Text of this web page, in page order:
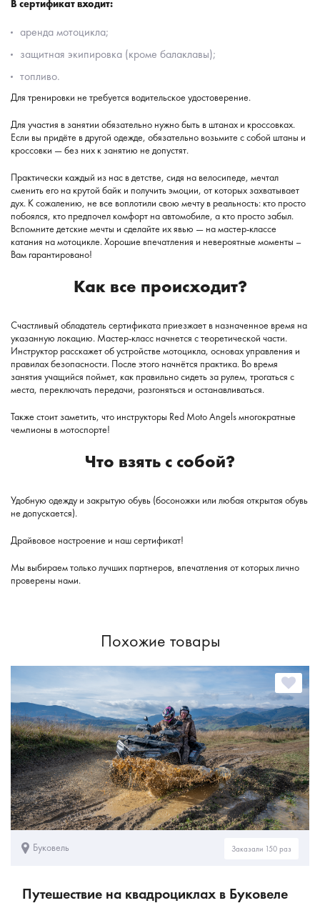
В сертификат входит:
аренда мотоцикла;
защитная экипировка (кроме балаклавы);
топливо.
Для тренировки не требуется водительское удостоверение.
Для участия в занятии обязательно нужно быть в штанах и кроссовках.
Если вы придёте в другой одежде, обязательно возьмите с собой штаны и
кроссовки — без них к занятию не допустят.
Практически каждый из нас в детстве, сидя на велосипеде, мечтал
сменить его на крутой байк и получить эмоции, от которых захватывает
дух. К сожалению, не все воплотили свою мечту в реальность: кто просто
побоялся, кто предпочел комфорт на автомобиле, а кто просто забыл.
Вспомните детские мечты и сделайте их явью — на мастер-классе
катания на мотоцикле. Хорошие впечатления и невероятные моменты –
Вам гарантировано!
Как все происходит?
Счастливый обладатель сертификата приезжает в назначенное время на
указанную локацию. Мастер-класс начнется с теоретической части.
Инструктор расскажет об устройстве мотоцикла, основах управления и
правилах безопасности. После этого начнётся практика. Во время
занятия учащийся поймет, как правильно сидеть за рулем, трогаться с
места, переключать передачи, разгоняться и останавливаться.
Также стоит заметить, что инструкторы Red Moto Angels многократные
чемпионы в мотоспорте!
Что взять с собой?
Удобную одежду и закрытую обувь (босоножки или любая открытая обувь
не допускается).
Драйвовое настроение и наш сертификат!
Мы выбираем только лучших партнеров, впечатления от которых лично
проверены нами.
Похожие товары
Буковель Заказали 150 раз
Путешествие на квадроциклах в Буковеле